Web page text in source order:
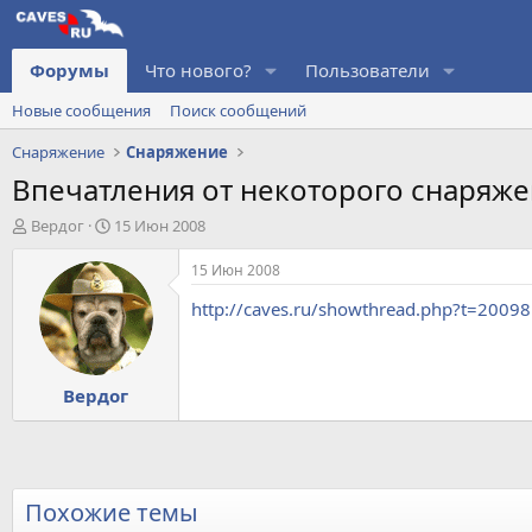
Форумы Что нового? Пользователи
Новые сообщения
Поиск сообщений
Снаряжение
Снаряжение
Впечатления от некоторого
А
Вердог
Д
т
а
н
а
ч
а
л
а
15 Июн 2008
Вердог
15 Июн 2008
http://caves.ru/showthread.php?t=20098
Похожие темы